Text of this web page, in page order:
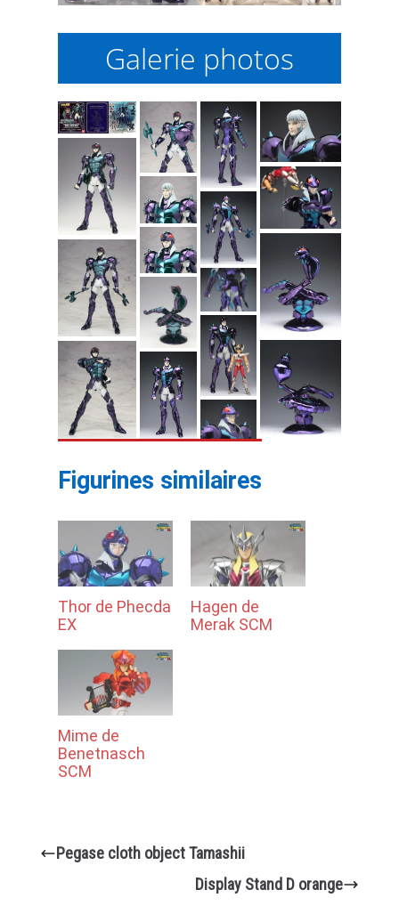
Galerie photos
Figurines similaires
Thor de Phecda
EX
Hagen de
Merak SCM
Mime de
Benetnasch
SCM
Pegase cloth object Tamashii
Display Stand D orange